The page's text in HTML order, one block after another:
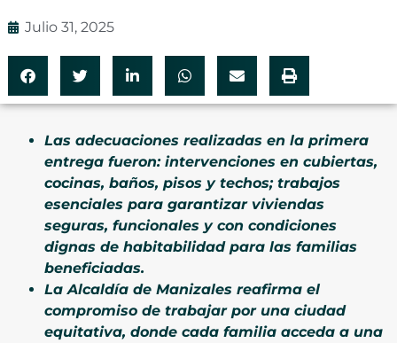
Julio 31, 2025
Las adecuaciones realizadas en la primera
entrega fueron: intervenciones en cubiertas,
cocinas, baños, pisos y techos; trabajos
esenciales para garantizar viviendas
seguras, funcionales y con condiciones
dignas de habitabilidad para las familias
beneficiadas.
La Alcaldía de Manizales reafirma el
compromiso de trabajar por una ciudad
equitativa, donde cada familia acceda a una